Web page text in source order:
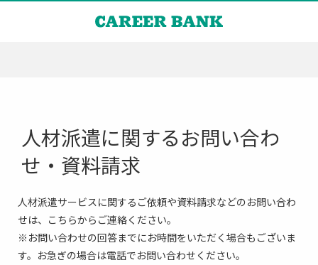
人材派遣に関するお問い合わ
せ・資料請求
人材派遣サービスに関するご依頼や資料請求などのお問い合わ
せは、こちらからご連絡ください。
※お問い合わせの回答までにお時間をいただく場合もございま
す。お急ぎの場合は電話でお問い合わせください。